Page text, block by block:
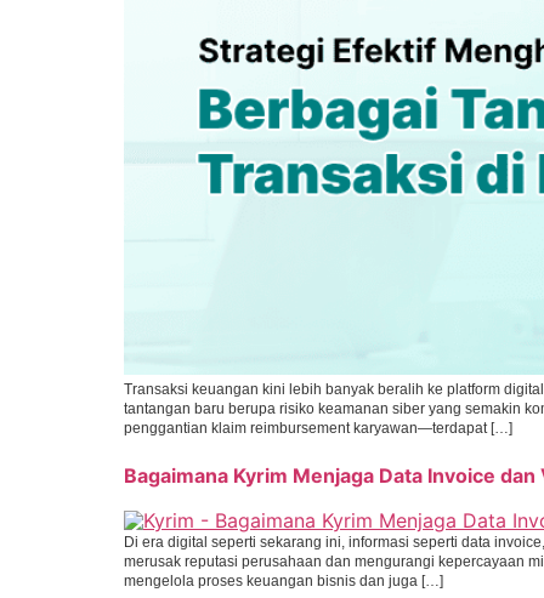
Transaksi keuangan kini lebih banyak beralih ke platform
tantangan baru berupa risiko keamanan siber yang semakin
penggantian klaim reimbursement karyawan—terdapat […]
Bagaimana Kyrim Menjaga Data Invoice
Di era digital seperti sekarang ini, informasi seperti data
merusak reputasi perusahaan dan mengurangi kepercayaan
mengelola proses keuangan bisnis dan juga […]